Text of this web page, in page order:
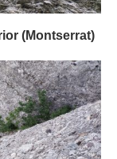
(Montserrat)